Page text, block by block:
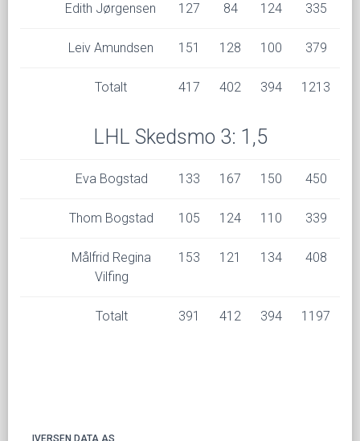
Edith Jørgensen 127 84 124 335
Leiv Amundsen 151 128 100 379
Totalt 417 402 394 1213
LHL Skedsmo 3: 1,5
Eva Bogstad 133 167 150 450
Thom Bogstad 105 124 110 339
Målfrid Regina
Vilfing
153 121 134 408
Totalt 391 412 394 1197
IVERSEN DATA AS